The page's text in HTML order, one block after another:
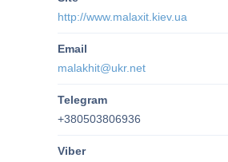
http://www.malaxit.kiev.ua
malakhit@ukr.net
+380503806936